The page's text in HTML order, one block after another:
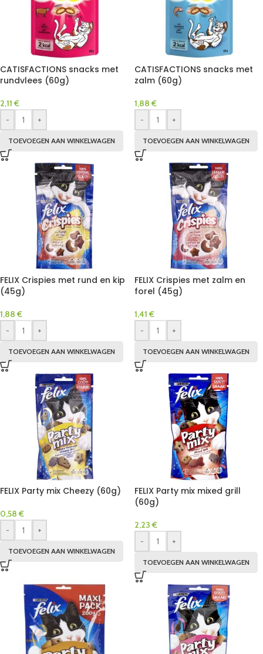
CATISFACTIONS snacks met
rundvlees (60g)
2,11 €
-
+
TOEVOEGEN AAN WINKELWAGEN
CATISFACTIONS snacks met
zalm (60g)
1,88 €
-
+
TOEVOEGEN AAN WINKELWAGEN
FELIX Crispies met rund en kip
(45g)
1,88 €
-
+
TOEVOEGEN AAN WINKELWAGEN
FELIX Crispies met zalm en
forel (45g)
1,41 €
-
+
TOEVOEGEN AAN WINKELWAGEN
FELIX Party mix Cheezy (60g)
0,58 €
-
+
TOEVOEGEN AAN WINKELWAGEN
FELIX Party mix mixed grill
(60g)
2,23 €
-
+
TOEVOEGEN AAN WINKELWAGEN